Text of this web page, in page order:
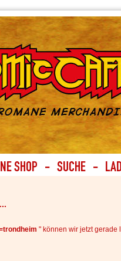
" können wir jetzt gerade